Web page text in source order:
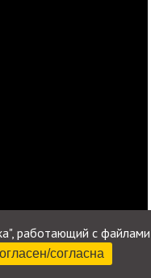
работающий с файлами
согласна